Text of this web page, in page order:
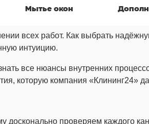
Мытье окон
всех работ. Как выбрать
интуицию.
все нюансы внутренних
которую компания «Клининг24»
проверяем каждого